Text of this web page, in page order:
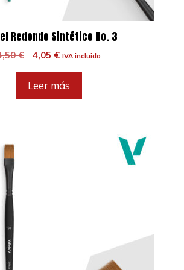
Redondo Sintético No. 3
€
El
original
era:
4,05 €El
actual
es:
IVA incluido
Leer más